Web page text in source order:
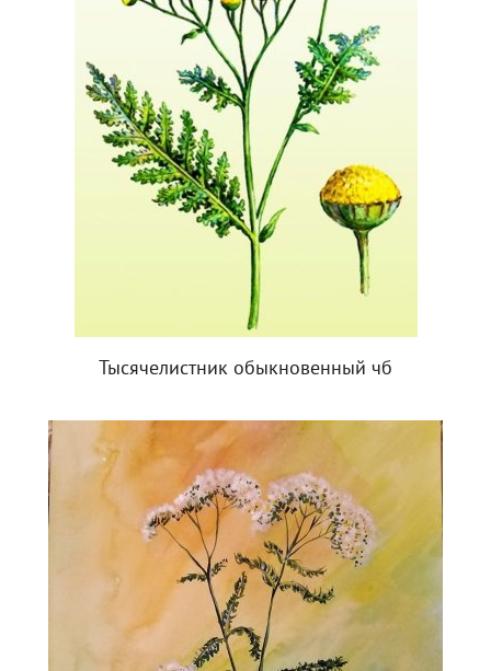
Тысячелистник обыкновенный чб